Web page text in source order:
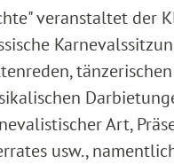
veranstaltet der
Art,
usw.,